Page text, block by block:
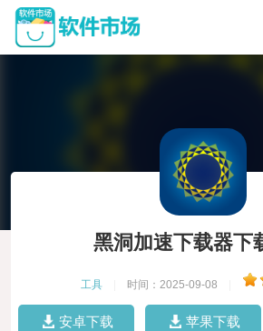
黑洞加速下载器下
工具 时间：2025-09-08
安卓下载 苹果下载